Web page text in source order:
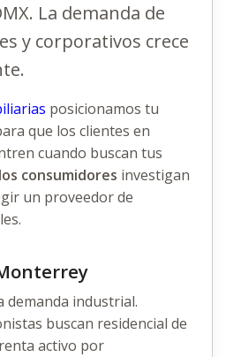
La demanda de
y corporativos crece
posicionamos tu
que los clientes en
cuando buscan tus
consumidores investigan
un proveedor de
industrial.
buscan residencial de
activo por